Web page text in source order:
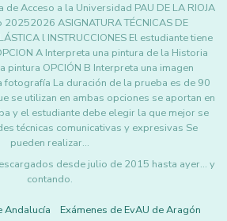
de Acceso a la Universidad PAU DE LA RIOJA
ASIGNATURA TÉCNICAS DE
l INSTRUCCIONES El estudiante tiene
A Interpreta una pintura de la Historia
pintura OPCIÓN B Interpreta una imagen
La duración de la prueba es de 90
se utilizan en ambas opciones se aportan en
y el estudiante debe elegir la que mejor se
técnicas comunicativas y expresivas Se
pueden realizar…
desde julio de 2015 hasta ayer... y
contando.
Andalucía
Exámenes de EvAU de Aragón